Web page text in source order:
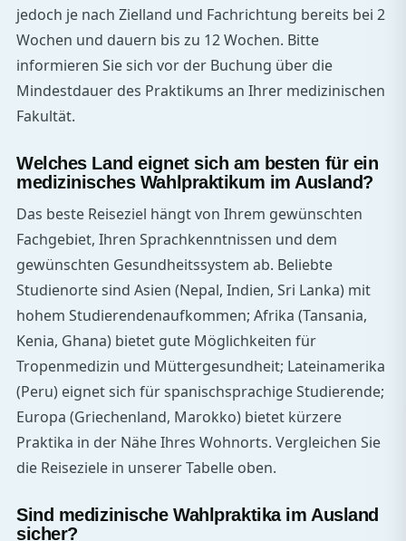
jedoch je nach Zielland und Fachrichtung bereits bei 2
Wochen und dauern bis zu 12 Wochen. Bitte
informieren Sie sich vor der Buchung über die
Mindestdauer des Praktikums an Ihrer medizinischen
Fakultät.
Welches Land eignet sich am besten für ein
medizinisches Wahlpraktikum im Ausland?
Das beste Reiseziel hängt von Ihrem gewünschten
Fachgebiet, Ihren Sprachkenntnissen und dem
gewünschten Gesundheitssystem ab. Beliebte
Studienorte sind Asien (Nepal, Indien, Sri Lanka) mit
hohem Studierendenaufkommen; Afrika (Tansania,
Kenia, Ghana) bietet gute Möglichkeiten für
Tropenmedizin und Müttergesundheit; Lateinamerika
(Peru) eignet sich für spanischsprachige Studierende;
Europa (Griechenland, Marokko) bietet kürzere
Praktika in der Nähe Ihres Wohnorts. Vergleichen Sie
die Reiseziele in unserer Tabelle oben.
Sind medizinische Wahlpraktika im Ausland
sicher?